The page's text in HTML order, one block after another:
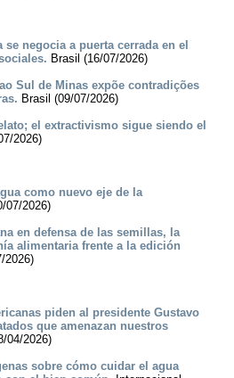
negocia a puerta cerrada en el
Brasil (16/07/2026)
Sul de Minas expõe contradições
Brasil (09/07/2026)
el extractivismo sigue siendo el
2026)
como nuevo eje de la
07/2026)
en defensa de las semillas, la
alimentaria frente a la edición
2026)
piden al presidente Gustavo
que amenazan nuestros
04/2026)
sobre cómo cuidar el agua